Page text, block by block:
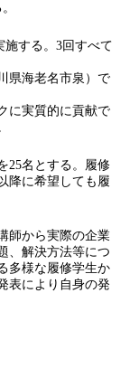
施する。3回すべて
県海老名市泉）で
に実質的に貢献で
25名とする。履修
降に希望しても履
師から実際の企業
、解決⽅法等につ
多様な履修学⽣か
表により⾃⾝の発